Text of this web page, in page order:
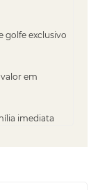
golfe exclusivo
em
imediata